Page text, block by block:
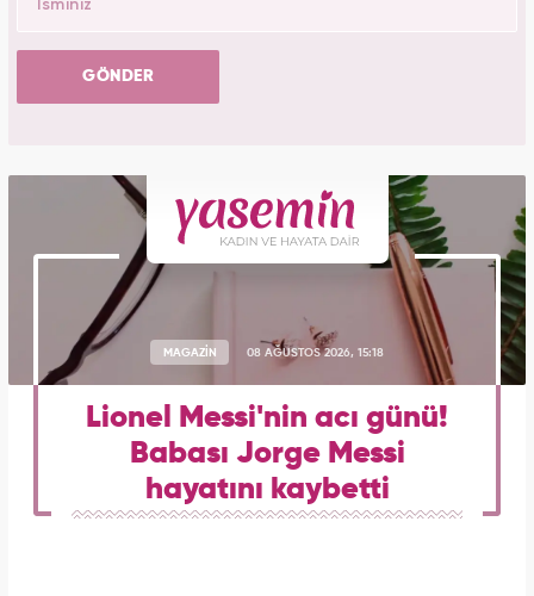
GÖNDER
MAGAZİN 08 AĞUSTOS 2026, 15:18
Lionel Messi'nin acı günü!
Babası Jorge Messi
hayatını kaybetti